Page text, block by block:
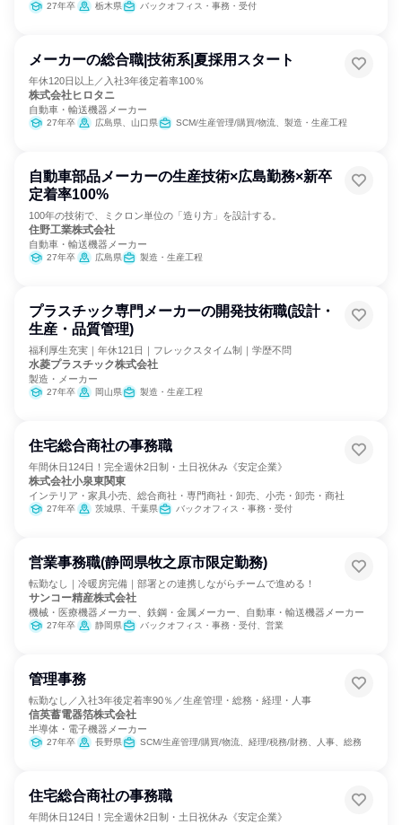
27年卒 栃木県 バックオフィス・事務・受付
メーカーの総合職|技術系|夏採用スタート
年休120日以上／入社3年後定着率100％
株式会社ヒロタニ
自動車・輸送機器メーカー
27年卒 広島県、山口県 SCM/生産管理/購買/物流、製造・生産工程
自動車部品メーカーの生産技術×広島勤務×新卒
定着率100%
100年の技術で、ミクロン単位の「造り方」を設計する。
住野工業株式会社
自動車・輸送機器メーカー
27年卒 広島県 製造・生産工程
プラスチック専門メーカーの開発技術職(設計・
生産・品質管理)
福利厚生充実｜年休121日｜フレックスタイム制｜学歴不問
水菱プラスチック株式会社
製造・メーカー
27年卒 岡山県 製造・生産工程
住宅総合商社の事務職
年間休日124日！完全週休2日制・土日祝休み《安定企業》
株式会社小泉東関東
インテリア・家具小売、総合商社・専門商社・卸売、小売・卸売・商社
27年卒 茨城県、千葉県 バックオフィス・事務・受付
営業事務職(静岡県牧之原市限定勤務)
転勤なし｜冷暖房完備｜部署との連携しながらチームで進める！
サンコー精産株式会社
機械・医療機器メーカー、鉄鋼・金属メーカー、自動車・輸送機器メーカー
27年卒 静岡県 バックオフィス・事務・受付、営業
管理事務
転勤なし／入社3年後定着率90％／生産管理・総務・経理・人事
信英蓄電器箔株式会社
半導体・電子機器メーカー
27年卒 長野県 SCM/生産管理/購買/物流、経理/税務/財務、人事、総務
住宅総合商社の事務職
年間休日124日！完全週休2日制・土日祝休み《安定企業》